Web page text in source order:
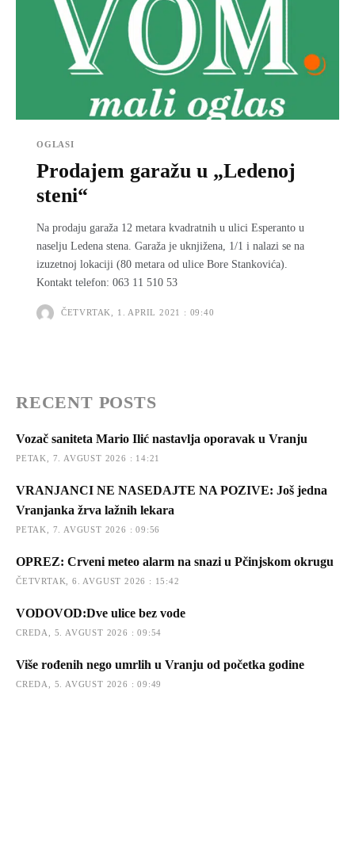
OGLASI
Prodajem garažu u „Ledenoj
steni“
Na prodaju garaža 12 metara kvadratnih u ulici Esperanto u
naselju Ledena stena. Garaža je uknjižena, 1/1 i nalazi se na
izuzetnoj lokaciji (80 metara od ulice Bore Stankovića).
Kontakt telefon: 063 11 510 53
ČETVRTAK, 1. APRIL 2021 : 09:40
RECENT POSTS
Vozač saniteta Mario Ilić nastavlja oporavak u Vranju
PETAK, 7. AVGUST 2026 : 14:21
VRANJANCI NE NASEDAJTE NA POZIVE: Još jedna
Vranjanka žrva lažnih lekara
PETAK, 7. AVGUST 2026 : 09:56
OPREZ: Crveni meteo alarm na snazi u Pčinjskom okrugu
ČETVRTAK, 6. AVGUST 2026 : 15:42
VODOVOD:Dve ulice bez vode
CREDA, 5. AVGUST 2026 : 09:54
Više rođenih nego umrlih u Vranju od početka godine
CREDA, 5. AVGUST 2026 : 09:49